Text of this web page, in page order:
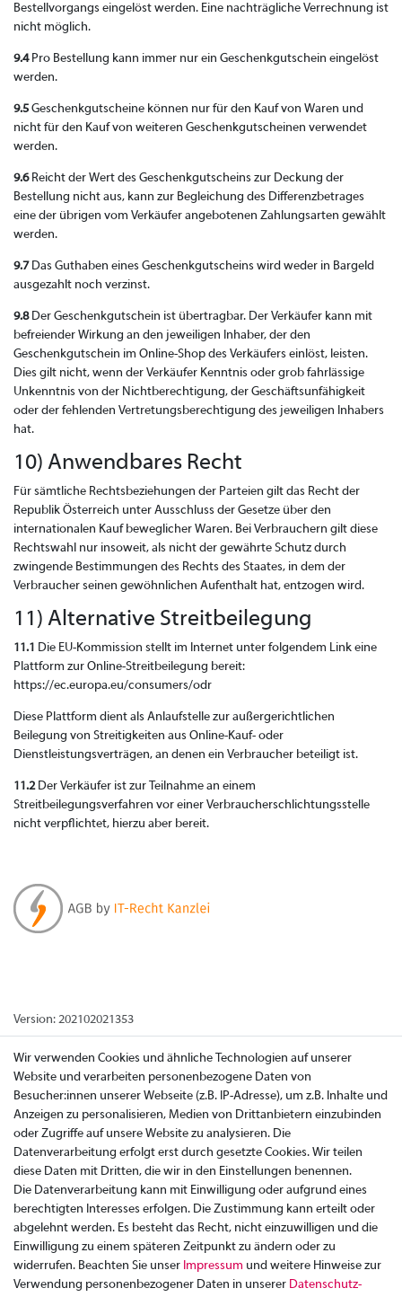
Bestellvorgangs eingelöst werden. Eine nachträgliche Verrechnung ist
nicht möglich.
9.4Pro Bestellung kann immer nur ein Geschenkgutschein eingelöst
werden.
9.5 Geschenkgutscheine können nur für den Kauf von Waren und
nicht für den Kauf von weiteren Geschenkgutscheinen verwendet
werden.
9.6Reicht der Wert des Geschenkgutscheins zur Deckung der
Bestellung nicht aus, kann zur Begleichung des Differenzbetrages
eine der übrigen vom Verkäufer angebotenen Zahlungsarten gewählt
werden.
9.7Das Guthaben eines Geschenkgutscheins wird weder in Bargeld
ausgezahlt noch verzinst.
9.8Der Geschenkgutschein ist übertragbar. Der Verkäufer kann mit
befreiender Wirkung an den jeweiligen Inhaber, der den
Geschenkgutschein im Online-Shop des Verkäufers einlöst, leisten.
Dies gilt nicht, wenn der Verkäufer Kenntnis oder grob fahrlässige
Unkenntnis von der Nichtberechtigung, der Geschäftsunfähigkeit
oder der fehlenden Vertretungsberechtigung des jeweiligen Inhabers
hat.
10) Anwendbares Recht
Für sämtliche Rechtsbeziehungen der Parteien gilt das Recht der
Republik Österreich unter Ausschluss der Gesetze über den
internationalen Kauf beweglicher Waren. Bei Verbrauchern gilt diese
Rechtswahl nur insoweit, als nicht der gewährte Schutz durch
zwingende Bestimmungen des Rechts des Staates, in dem der
Verbraucher seinen gewöhnlichen Aufenthalt hat, entzogen wird.
11) Alternative Streitbeilegung
11.1 Die EU-Kommission stellt im Internet unter folgendem Link eine
Plattform zur Online-Streitbeilegung bereit:
https://ec.europa.eu/consumers/odr
Diese Plattform dient als Anlaufstelle zur außergerichtlichen
Beilegung von Streitigkeiten aus Online-Kauf- oder
Dienstleistungsverträgen, an denen ein Verbraucher beteiligt ist.
11.2Der Verkäufer ist zur Teilnahme an einem
Streitbeilegungsverfahren vor einer Verbraucherschlichtungsstelle
nicht verpflichtet, hierzu aber bereit.
Version: 202102021353
Wir verwenden Cookies und ähnliche Technologien auf unserer
Website und verarbeiten personenbezogene Daten von
Besucher:innen unserer Webseite (z.B. IP-Adresse), um z.B. Inhalte und
Anzeigen zu personalisieren, Medien von Drittanbietern einzubinden
oder Zugriffe auf unsere Website zu analysieren. Die
Datenverarbeitung erfolgt erst durch gesetzte Cookies. Wir teilen
diese Daten mit Dritten, die wir in den Einstellungen benennen.
Die Datenverarbeitung kann mit Einwilligung oder aufgrund eines
berechtigten Interesses erfolgen. Die Zustimmung kann erteilt oder
abgelehnt werden. Es besteht das Recht, nicht einzuwilligen und die
Einwilligung zu einem späteren Zeitpunkt zu ändern oder zu
widerrufen. Beachten Sie unser Impressum und weitere Hinweise zur
Verwendung personenbezogener Daten in unserer Daten­schutz­